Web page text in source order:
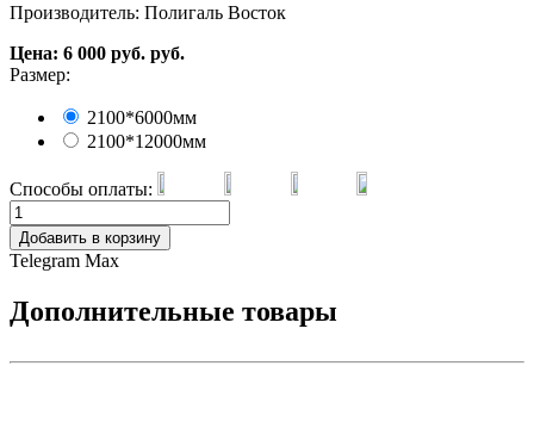
Производитель: Полигаль Восток
Цена: 6 000 руб. руб.
Размер:
2100*6000мм
2100*12000мм
Способы оплаты:
Добавить в корзину
Telegram Max
Дополнительные товары